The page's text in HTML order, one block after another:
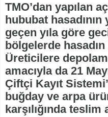
TMO’dan yapılan
hububat
geçen yıla göre
bölgelerde
Üreticilere
amacıyla da 21
Çiftçi Kayıt
buğday ve arpa
karşılığında teslim